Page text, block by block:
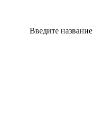
Введите название